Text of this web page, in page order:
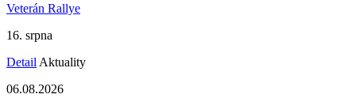
Veterán Rallye
16. srpna
Detail Aktuality
06.08.2026